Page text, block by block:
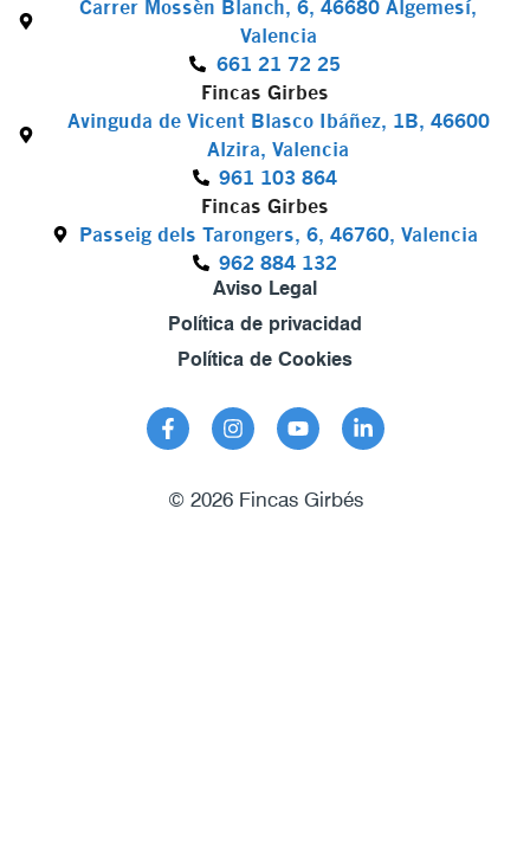
Carrer Mossèn Blanch, 6, 46680 Algemesí,
Valencia
661 21 72 25
Fincas Girbes
Avinguda de Vicent Blasco Ibáñez, 1B, 46600
Alzira, Valencia
961 103 864
Fincas Girbes
Passeig dels Tarongers, 6, 46760, Valencia
962 884 132
Aviso Legal
Política de privacidad
Política de Cookies
© 2026 Fincas Girbés